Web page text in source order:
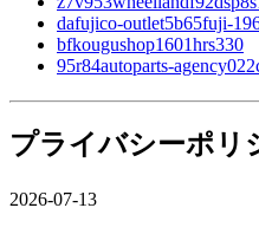
dafujico-outlet5b65fuji-
bfkougushop1601hrs330
95r84autoparts-
プライバシーポリ
2026-07-13